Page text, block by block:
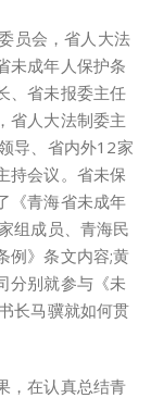
员会，省人大法
未成年人保护条
、省未报委主任
省人大法制委主
导、省内外12家
持会议。省未保
《青海省未成年
组成员、青海民
例》条文内容;黄
分别就参与《未
长马骥就如何贯
在认真总结青